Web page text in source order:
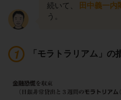
続いて、 田中義一内
う。
「モラトラリアム」の